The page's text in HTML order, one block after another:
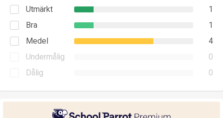
Utmärkt
1
Bra
1
Medel
4
Undermålig
0
Dålig
0